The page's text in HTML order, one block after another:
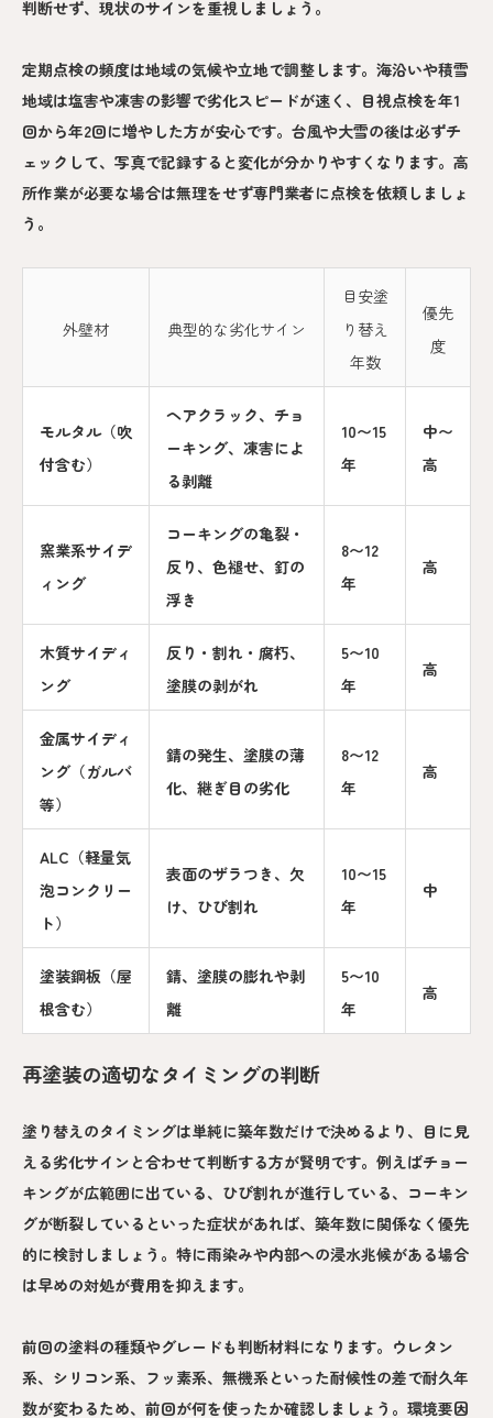
判断せず、現状のサインを重視しましょう。
定期点検の頻度は地域の気候や立地で調整します。海沿いや積雪
地域は塩害や凍害の影響で劣化スピードが速く、目視点検を年1
回から年2回に増やした方が安心です。台風や大雪の後は必ずチ
ェックして、写真で記録すると変化が分かりやすくなります。高
所作業が必要な場合は無理をせず専門業者に点検を依頼しましょ
う。
外壁材 典型的な劣化サイン
目安塗
り替え
年数
優先
度
モルタル（吹
付含む）
ヘアクラック、チョ
ーキング、凍害によ
る剥離
10〜15
年
中〜
高
窯業系サイデ
ィング
コーキングの亀裂・
反り、色褪せ、釘の
浮き
8〜12
年
高
木質サイディ
ング
反り・割れ・腐朽、
塗膜の剥がれ
5〜10
年
高
金属サイディ
ング（ガルバ
等）
錆の発生、塗膜の薄
化、継ぎ目の劣化
8〜12
年
高
ALC（軽量気
泡コンクリー
ト）
表面のザラつき、欠
け、ひび割れ
10〜15
年
中
塗装鋼板（屋
根含む）
錆、塗膜の膨れや剥
離
5〜10
年
高
再塗装の適切なタイミングの判断
塗り替えのタイミングは単純に築年数だけで決めるより、目に見
える劣化サインと合わせて判断する方が賢明です。例えばチョー
キングが広範囲に出ている、ひび割れが進行している、コーキン
グが断裂しているといった症状があれば、築年数に関係なく優先
的に検討しましょう。特に雨染みや内部への浸水兆候がある場合
は早めの対処が費用を抑えます。
前回の塗料の種類やグレードも判断材料になります。ウレタン
系、シリコン系、フッ素系、無機系といった耐候性の差で耐久年
数が変わるため、前回が何を使ったか確認しましょう。環境要因